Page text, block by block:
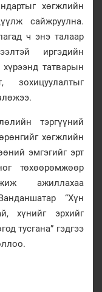
хөгжлийн
сайжруулна.
ч энэ талаар
иргэдийн
татварын
зохицуулалтыг
тэргүүний
хөгжлийн
эмгэгийг эрт
төхөөрөмжөөр
ажиллахаа
“Хүн
хүнийг эрхийг
тусгана” гэдгээ